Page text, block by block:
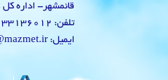
قائمشهر- اداره
تلفن: 01133136012
ایمیل: info@mazmet.ir